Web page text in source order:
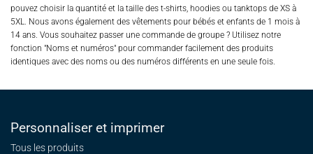
pouvez choisir la quantité et la taille des t-shirts, hoodies ou tanktops de XS à
5XL. Nous avons également des vêtements pour bébés et enfants de 1 mois à
14 ans. Vous souhaitez passer une commande de groupe ? Utilisez notre
fonction "Noms et numéros" pour commander facilement des produits
identiques avec des noms ou des numéros différents en une seule fois.
Personnaliser et imprimer
Tous les produits